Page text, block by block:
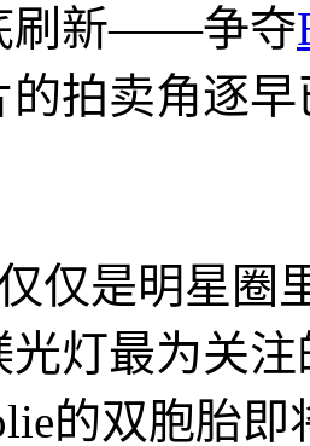
刷新——争夺
拍卖角逐
仅是明星圈
光灯最为关
的双胞胎